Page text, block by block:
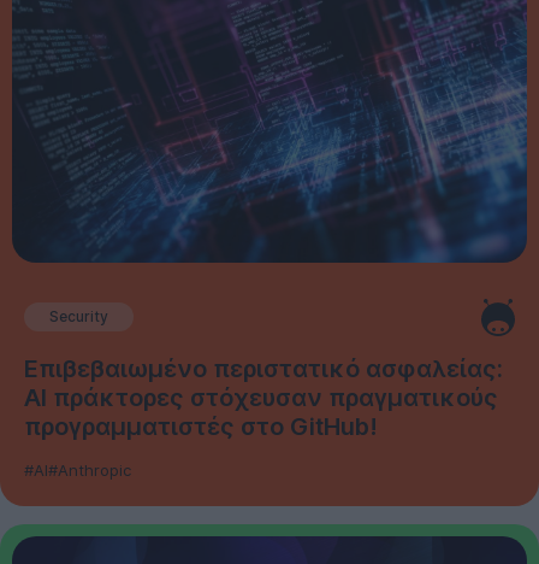
Security
Επιβεβαιωμένο περιστατικό ασφαλείας:
AI πράκτορες στόχευσαν πραγματικούς
προγραμματιστές στο GitHub!
#AI#Anthropic